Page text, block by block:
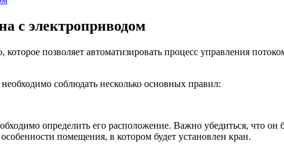
с электроприводом
позволяет автоматизировать процесс управления
соблюдать несколько основных правил:
определить его расположение. Важно убедиться, что он
помещения, в котором будет установлен кран.